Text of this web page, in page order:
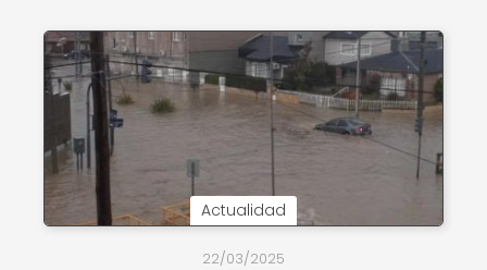
Actualidad
22/03/2025